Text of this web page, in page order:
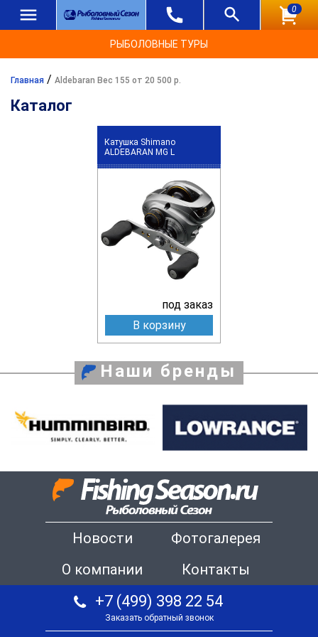
0
РЫБОЛОВНЫЕ ТУРЫ
Главная / Aldebaran Вес 155 от 20 500 р.
Каталог
Катушка Shimano
ALDEBARAN MG L
под заказ
В корзину
Наши бренды
Новости
Фотогалерея
О компании
Контакты
+7 (499) 398 22 54
Заказать обратный звонок